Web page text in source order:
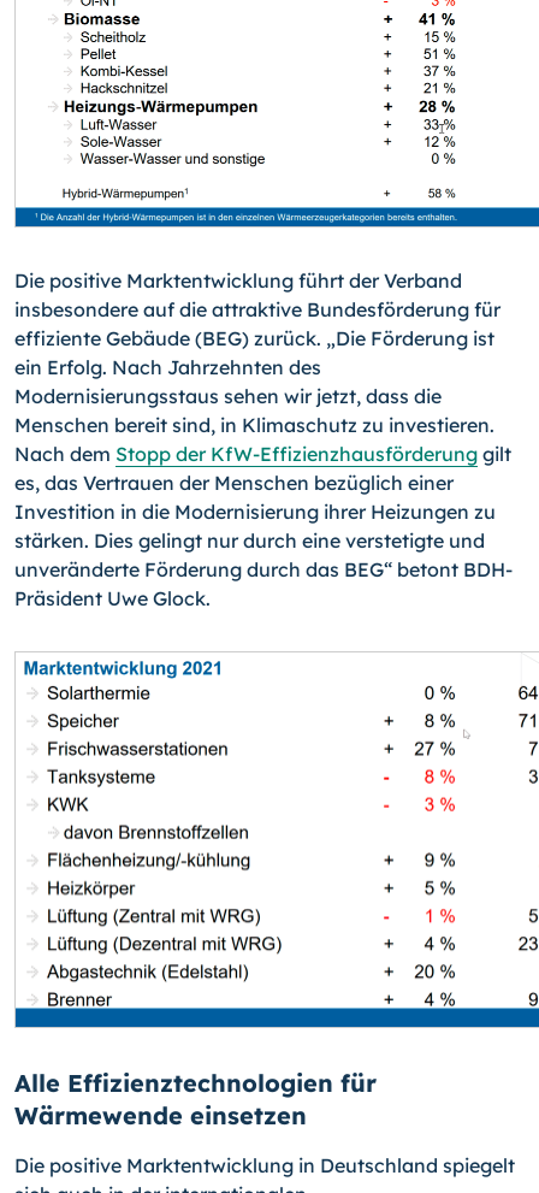
Die positive Marktentwicklung führt der Verband
insbesondere auf die attraktive Bundesförderung für
effiziente Gebäude (BEG) zurück. „Die Förderung ist
ein Erfolg. Nach Jahrzehnten des
Modernisierungsstaus sehen wir jetzt, dass die
Menschen bereit sind, in Klimaschutz zu investieren.
Nach dem Stopp der KfW-Effizienzhausförderung gilt
es, das Vertrauen der Menschen bezüglich einer
Investition in die Modernisierung ihrer Heizungen zu
stärken. Dies gelingt nur durch eine verstetigte und
unveränderte Förderung durch das BEG“ betont BDH-
Präsident Uwe Glock.
Alle Effizienztechnologien für
Wärmewende einsetzen
Die positive Marktentwicklung in Deutschland spiegelt